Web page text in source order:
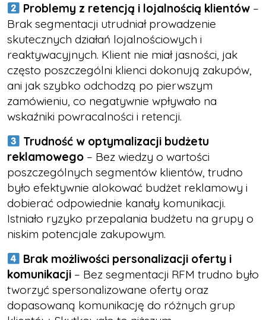
Problemy z retencją i lojalnością klientów –
Brak segmentacji utrudniał prowadzenie
skutecznych działań lojalnościowych i
reaktywacyjnych. Klient nie miał jasności, jak
często poszczególni klienci dokonują zakupów,
ani jak szybko odchodzą po pierwszym
zamówieniu, co negatywnie wpływało na
wskaźniki powracalności i retencji.
Trudność w optymalizacji budżetu
reklamowego – Bez wiedzy o wartości
poszczególnych segmentów klientów, trudno
było efektywnie alokować budżet reklamowy i
dobierać odpowiednie kanały komunikacji.
Istniało ryzyko przepalania budżetu na grupy o
niskim potencjale zakupowym.
Brak możliwości personalizacji oferty i
komunikacji – Bez segmentacji RFM trudno było
tworzyć spersonalizowane oferty oraz
dopasowaną komunikację do różnych grup